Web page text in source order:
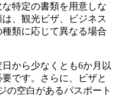
特定の書類を用意しな
、観光ビザ、ビジネス
類に応じて異なる場合
から少なくとも6か月以
です。さらに、ビザと
の空白があるパスポート